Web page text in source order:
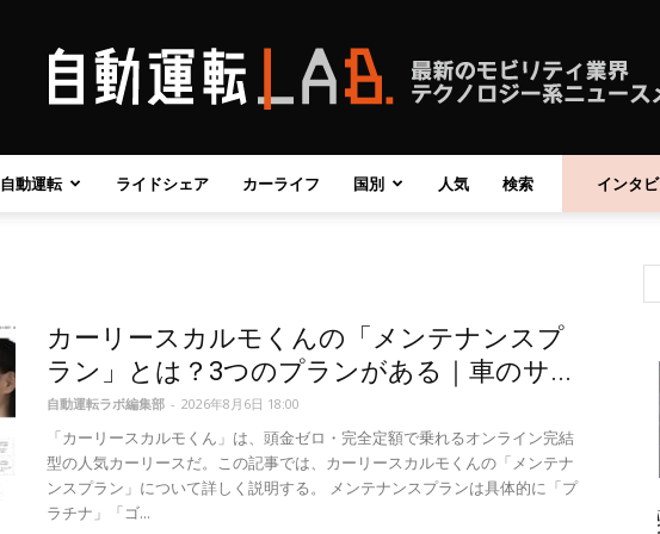
自
動
運
自動運転 ライドシェア カーライフ 国別 人気 検索 インタ
カーリースカルモくんの「メンテナンスプ
ラン」とは？3つのプランがある｜車のサ...
自動運転ラボ編集部 - 2026年8月6日 18:00
「カーリースカルモくん」は、頭金ゼロ・完全定額で乗れるオンライン完結
型の人気カーリースだ。この記事では、カーリースカルモくんの「メンテナ
ンスプラン」について詳しく説明する。 メンテナンスプランは具体的に「プ
ラチナ」「ゴ...